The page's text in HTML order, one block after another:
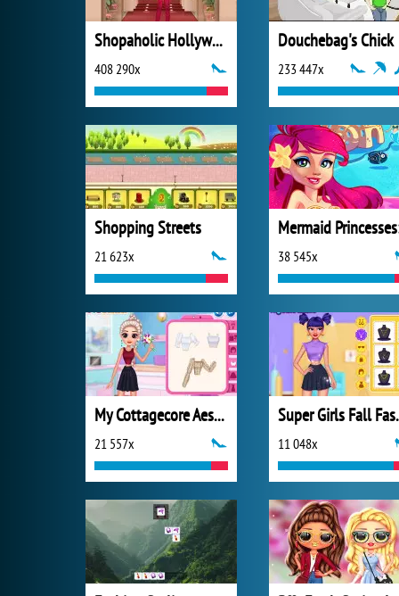
Shopaholic Hollywood
408 290x
Douchebag's Chick
233 447x
Shopping Streets
21 623x 38 545x
My Cottagecore Aesthetic Look
21 557x
Super
11 048x